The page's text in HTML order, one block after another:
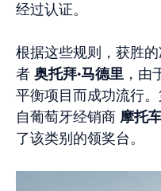
经过认证。
根据这些规则，获胜
者 奥托拜·马德里 ，
平衡项目而成功流行
自葡萄牙经销商 摩托
了该类别的领奖台。